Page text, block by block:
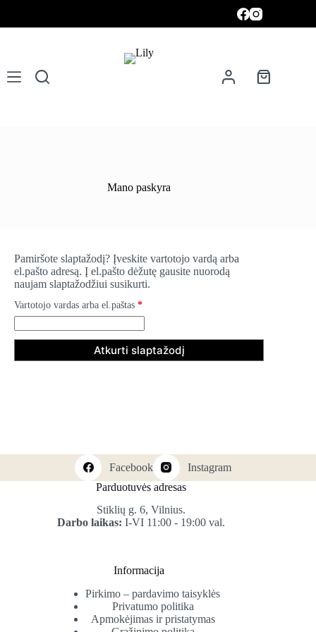
content
Krepšelis
Mano paskyra
Pamiršote slaptažodį? Įveskite vartotojo vardą arba
el.pašto adresą. Į el.pašto dėžutę gausite nuorodą
naujam slaptažodžiui susikurti.
Vartotojo vardas arba el.paštas *Privalomas
Atkurti slaptažodį
Facebook
Instagram
Parduotuvės adresas
Stiklių g. 6, Vilnius.
Darbo laikas:I-VI 11:00 - 19:00 val.
Informacija
Pirkimo – pardavimo taisyklės
Privatumo politika
Apmokėjimas ir pristatymas